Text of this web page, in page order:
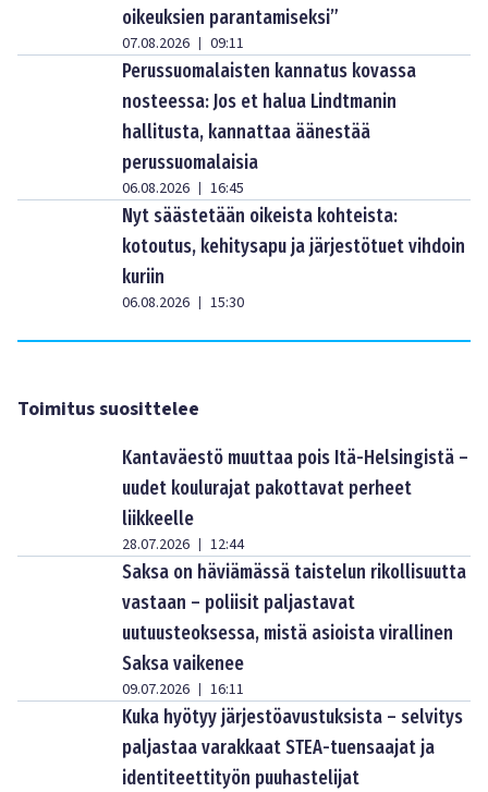
oikeuksien parantamiseksi”
07.08.2026 | 09:11
Perussuomalaisten kannatus kovassa
nosteessa: Jos et halua Lindtmanin
hallitusta, kannattaa äänestää
perussuomalaisia
06.08.2026 | 16:45
Nyt säästetään oikeista kohteista:
kotoutus, kehitysapu ja järjestötuet vihdoin
kuriin
06.08.2026 | 15:30
Toimitus suosittelee
Kantaväestö muuttaa pois Itä-Helsingistä –
uudet koulurajat pakottavat perheet
liikkeelle
28.07.2026 | 12:44
Saksa on häviämässä taistelun rikollisuutta
vastaan – poliisit paljastavat
uutuusteoksessa, mistä asioista virallinen
Saksa vaikenee
09.07.2026 | 16:11
Kuka hyötyy järjestöavustuksista – selvitys
paljastaa varakkaat STEA-tuensaajat ja
identiteettityön puuhastelijat